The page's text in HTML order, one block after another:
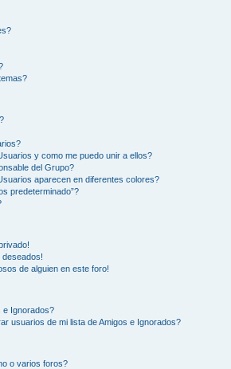
y como me puedo unir a ellos?
del Grupo?
aparecen en diferentes colores?
predeterminado”?
deseados!
de alguien en este foro!
e Ignorados?
usuarios de mi lista de Amigos e Ignorados?
o varios foros?